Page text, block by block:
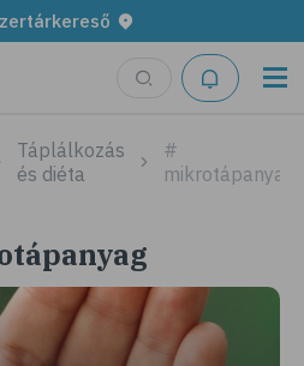
Táplálkozás
és diéta
#
mikrotápanyag